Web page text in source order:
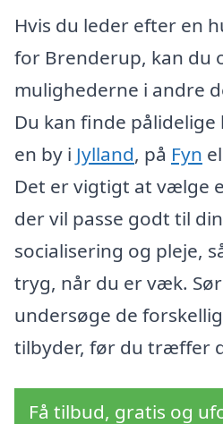
Hvis du leder efter en
for Brenderup, kan du
mulighederne i andre
Du kan finde
en by i Jylland, på Fyn
Det er vigtigt at vælge
der vil passe godt til
socialisering og pleje,
tryg, når du er væk.
undersøge de
tilbyder, før du træffer
Få tilbud, gratis og